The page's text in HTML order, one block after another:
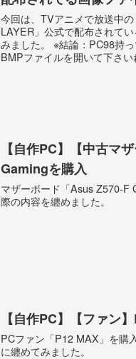
今回は、TVアニメで放送中
LAYER」公式で配布されて
みました。 ※結論：PC98持
BMPファイルを開いて下さい
【自作PC】【中古マ
Gamingを購入
マザーボード「Asus Z570-F
際の内容を纏めました。
【自作PC】【ファン
PCファン「P12 MAX」を購
に纏めてみました。